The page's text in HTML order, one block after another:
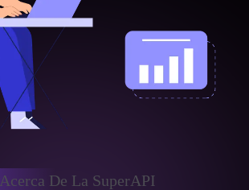
Acerca De La SuperAPI